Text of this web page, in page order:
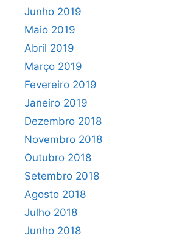
Junho 2019
Maio 2019
Abril 2019
Março 2019
Fevereiro 2019
Janeiro 2019
Dezembro 2018
Novembro 2018
Outubro 2018
Setembro 2018
Agosto 2018
Julho 2018
Junho 2018